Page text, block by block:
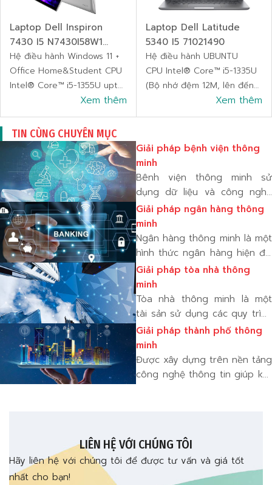
TIN CÙNG CHUYÊN MỤC
Giải pháp bệnh viện thông
minh
Bênh viện thông minh sử
dụng dữ liệu và công nghệ
để tăng tốc và nâng cao
công việc mà các chuyên gia
chăm sóc sức khỏe và quản
lý bệnh viện đang làm, chẳng
hạn như theo dõi công suất
sử dụng giư
Giải pháp ngân hàng thông
minh
Ngân hàng thông minh là một
hình thức ngân hàng hiện đại
sử dụng công nghệ để giúp
khách hàng quản lý tiền của
họ dễ dàng hơn. cho phép
người dùng truy cập tài
khoản của họ từ mọi nơi bằng
đi
Giải pháp tòa nhà thông
minh
Tòa nhà thông minh là một
tài sản sử dụng các quy trình
tự động để kiểm soát các
hoạt động như sưởi ấm,
thông gió, điều hòa không
khí, chiếu sáng, an ninh, an
Giải pháp thành phố thông
minh
Được xây dựng trên nền tảng
công nghệ thông tin giúp kết
Bảo hành 12 tháng
Laptop Dell Inspiron
7430 I5 N7430I58W1
Silver
Hệ điều hành Windows 11 +
Office Home&Student CPU
Intel® Core™ i5-1355U upto
4.60GHz, 10 cores 12
threads, 12Mb Cache Ram
8GB (1 x 8GB) LPDDR5
4800MHz Ổ cứng
(HDD/SSD) 512GB SSD Bảo
hành 12 tháng
Xem thêm
Laptop Dell Latitude
5340 I5 71021490
Hệ điều hành UBUNTU
CPU Intel® Core™ i5-1335U
(Bộ nhớ đệm 12M, lên đến
Ram 8 GB LPDDR5X, 4800
channel
Ổ cứng (HDD/SSD) 256GB
SSD
Bảo hành 12 tháng
Xem thêm
LIÊN HỆ VỚI CHÚNG TÔI
Hãy liên hệ với chúng tôi để được tư vấn và giá tốt
nhất cho bạn!